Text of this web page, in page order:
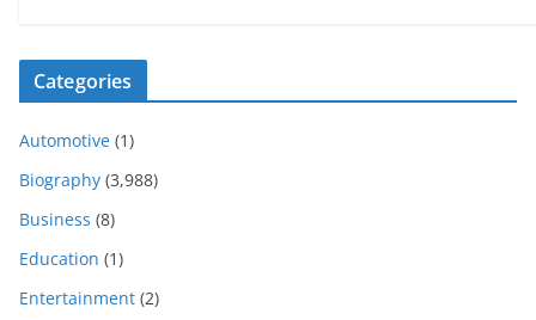
Categories
Automotive (1)
Biography (3,988)
Business (8)
Education (1)
Entertainment (2)